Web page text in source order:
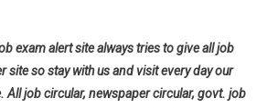
exam alert site always tries to give all job
site so stay with us and visit every day our
All job circular, newspaper circular, govt. job